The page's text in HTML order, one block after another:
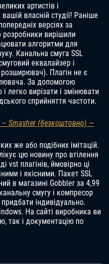
артистів і
власній студії! Раніше
версіях за
розробники вирішили
алгоритми для
Канальна смуга SSL
еквалайзер і
Плагін не є
За допомогою
вирізати і змінювати
сприйняття частоти.
Smasher (безкоштовно) —
же або подібних імітацій.
цю новину про втілення
vst плагінів, ймовірно ці
і якісними. Пакет SSL
в магазині Gobbler за 4,99
смугу і компресор
індивідуально.
На сайті виробника ви
так і документацію по